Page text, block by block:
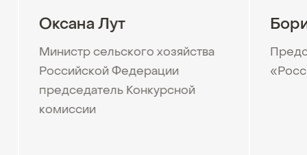
Оксана Лут
Министр сельского хозяйства
Российской Федерации
председатель Конкурсной
комиссии